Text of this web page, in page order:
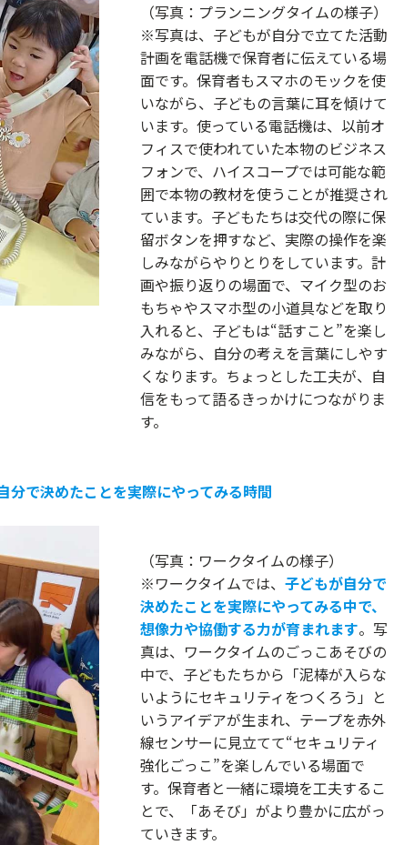
（写真：プランニングタイムの様子）
※写真は、子どもが自分で立てた活動
計画を電話機で保育者に伝えている場
面です。保育者もスマホのモックを使
いながら、子どもの言葉に耳を傾けて
います。使っている電話機は、以前オ
フィスで使われていた本物のビジネス
フォンで、ハイスコープでは可能な範
囲で本物の教材を使うことが推奨され
ています。子どもたちは交代の際に保
留ボタンを押すなど、実際の操作を楽
しみながらやりとりをしています。計
画や振り返りの場面で、マイク型のお
もちゃやスマホ型の小道具などを取り
入れると、子どもは“話すこと”を楽し
みながら、自分の考えを言葉にしやす
くなります。ちょっとした工夫が、自
信をもって語るきっかけにつながりま
す。
分で決めたことを実際にやってみる時間
（写真：ワークタイムの様子）
※ワークタイムでは、子どもが自分で
決めたことを実際にやってみる中で、
想像力や協働する力が育まれます。写
真は、ワークタイムのごっこあそびの
中で、子どもたちから「泥棒が入らな
いようにセキュリティをつくろう」と
いうアイデアが生まれ、テープを赤外
線センサーに見立てて“セキュリティ
強化ごっこ”を楽しんでいる場面で
す。保育者と一緒に環境を工夫するこ
とで、「あそび」がより豊かに広がっ
ていきます。